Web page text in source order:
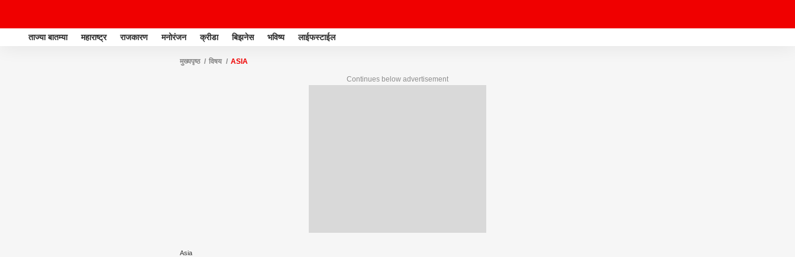
ताज्या बातम्या महाराष्ट्र राजकारण मनोरंजन क्रीडा बिझनेस भविष्य लाईफस्टाईल
मुख्यपृष्ठ विषय ASIA
Continues below advertisement
Asia